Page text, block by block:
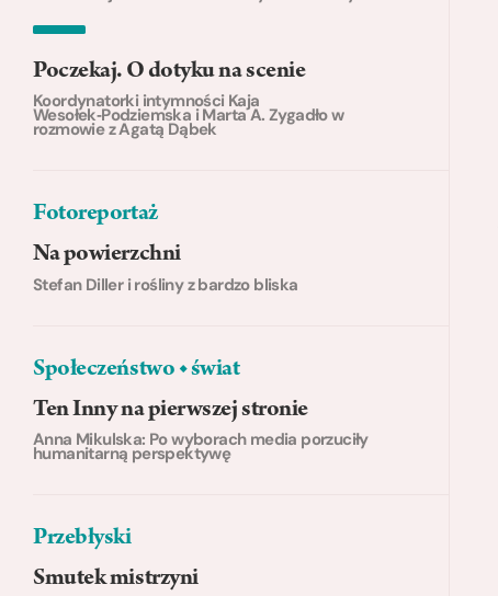
Poczekaj. O dotyku na scenie
Koordynatorki intymności Kaja
Wesołek‑Podziemska i Marta A. Zygadło w
rozmowie z Agatą Dąbek
Fotoreportaż
Na powierzchni
Stefan Diller i rośliny z bardzo bliska
Społeczeństwo ◆ świat
Ten Inny na pierwszej stronie
Anna Mikulska: Po wyborach media porzuciły
humanitarną perspektywę
Przebłyski
Smutek mistrzyni